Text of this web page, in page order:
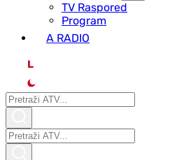
ТV Raspored
Program
A RADIO
L